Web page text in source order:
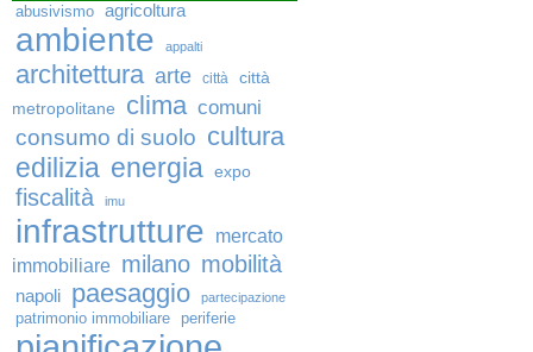
abusivismo agricoltura
ambiente appalti
architettura arte città
città
metropolitane
clima comuni
consumo di suolo cultura
edilizia energia expo
fiscalità imu
infrastrutture
mercato
immobiliare milano mobilità
napoli paesaggio partecipazione
patrimonio immobiliare periferie